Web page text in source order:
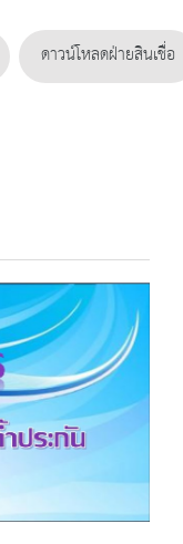
ดาวน์โหลดฝ่ายสินเชื่อ